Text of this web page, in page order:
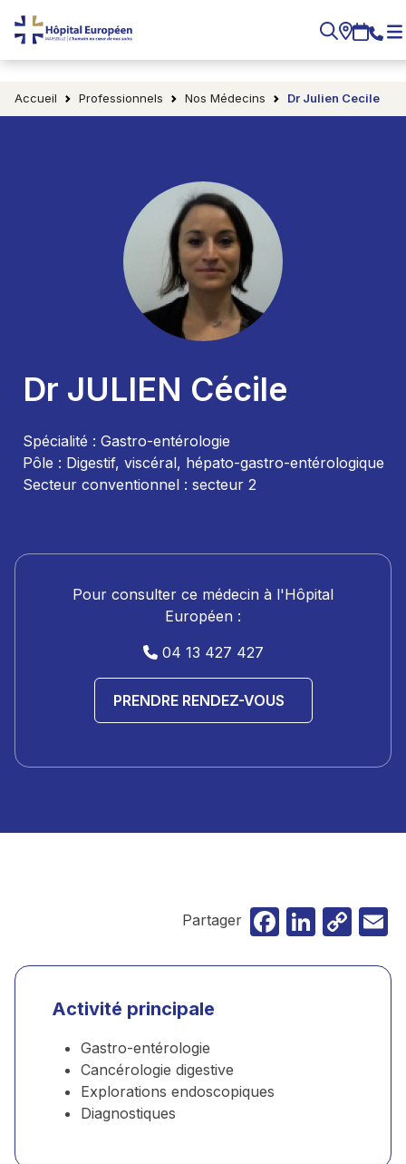
Accueil Professionnels Nos Médecins Dr Julien Cecile
Dr JULIEN Cécile
Spécialité : Gastro-entérologie
Pôle : Digestif, viscéral, hépato-gastro-entérologique
Secteur conventionnel : secteur 2
Pour consulter ce médecin à l'Hôpital
Européen :
04 13 427 427
PRENDRE RENDEZ-VOUS
Partager
Activité principale
Gastro-entérologie
Cancérologie digestive
Explorations endoscopiques
Diagnostiques